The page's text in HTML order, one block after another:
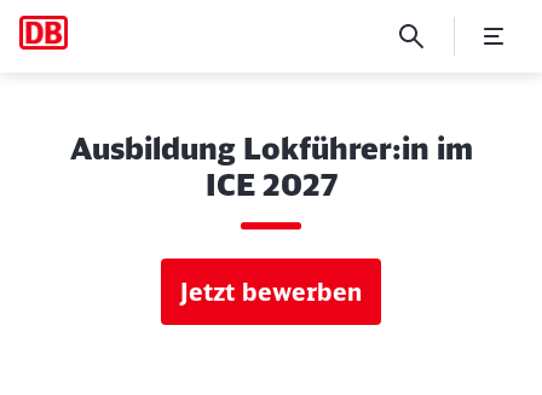
Ausbildung Lokführer:in im
ICE 2027
Jetzt bewerben